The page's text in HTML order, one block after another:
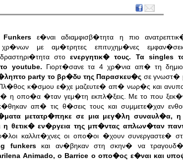
ε�ναι αδιαμφισβ�τητα η πιο
χρ�νων με αμ�τρητες επιτυχημ�νες
δραστηρι�τητα στοενεργητικ� τους. Τα singles
youtube. Γιορτ�σανε τα 4 χρ�νια απ� τη
party το βρ�δυ της Παρασκευ�ς σε γνωστ�
κ�σμου ε�χε μαζευτε� απ�νωρ�ς και
η οπο�α �ταν γεμ�τη εκπλ�ξεις. Με το που
απ� τις θ�σεις τους και συμμετε�χαν
μετατρ�πηκε σε μια μεγ�λη συναυλ�α,
η θετικ�εν�ργεια της μπ�ντας απλων�ταν
καλλιτ�χνες οι οπο�οι �χουν συνεργαστε�
funkersκαι αν�βηκαν στη σκην� να
Animado, ο Barrice ο οπο�ος ε�ναι και